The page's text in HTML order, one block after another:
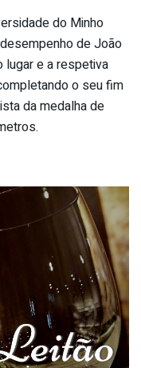
do Minho
de João
lugar e a respetiva
o seu fim
da medalha de